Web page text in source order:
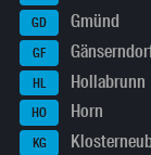
GD Gmünd
GF
HL Hollabrunn
HO Horn
KG